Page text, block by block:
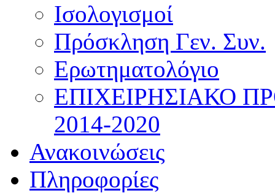
Ισολογισμοί
Πρόσκληση Γεν. Συν.
Ερωτηματολόγιο
ΕΠΙΧΕΙΡΗΣΙΑΚΟ
2014-2020
Ανακοινώσεις
Πληροφορίες